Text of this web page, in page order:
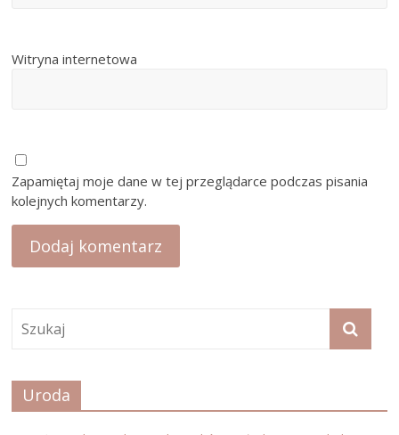
Witryna internetowa
Zapamiętaj moje dane w tej przeglądarce podczas pisania
kolejnych komentarzy.
Uroda